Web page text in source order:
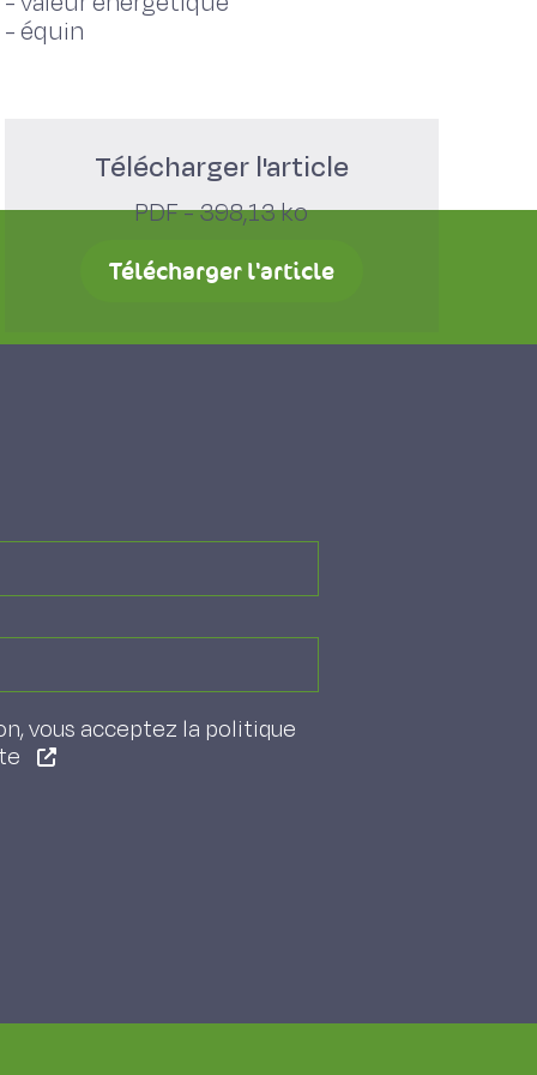
-équin
Télécharger l'article
PDF - 398,13 ko
Télécharger l'article
vous acceptez la politique